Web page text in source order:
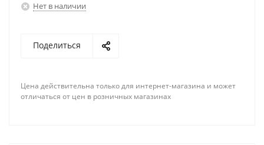
Нет в наличии
Поделиться
Цена действительна только для интернет-магазина и может
отличаться от цен в розничных магазинах